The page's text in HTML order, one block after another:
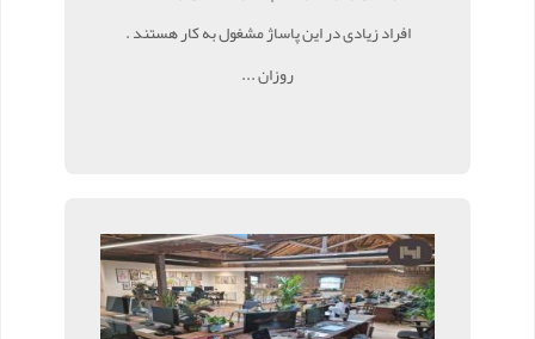
افراد زیادی در این پاساژ مشغول به کار هستند .
روزان ...